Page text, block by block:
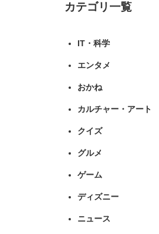
カテゴリ一覧
IT・科学
エンタメ
おかね
カルチャー・アート
クイズ
グルメ
ゲーム
ディズニー
ニュース